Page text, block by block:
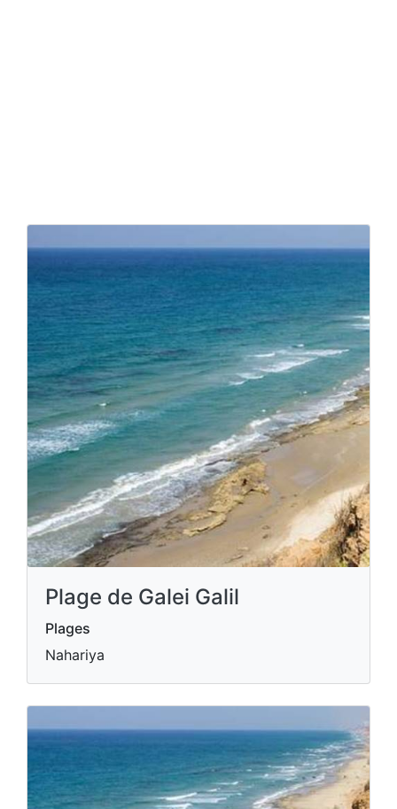
Plage de Galei Galil
Plages
Nahariya